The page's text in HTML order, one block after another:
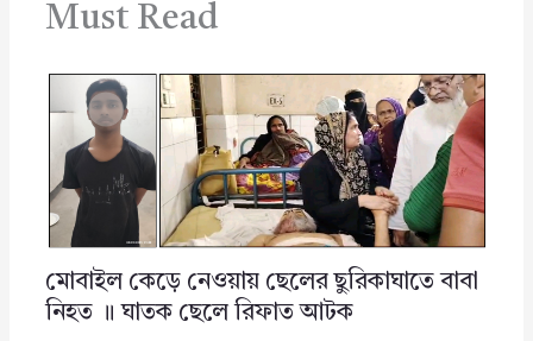
Must Read
মোবাইল কেড়ে নেওয়ায় ছেলের ছুরিকাঘাতে বাবা
নিহত ॥ ঘাতক ছেলে রিফাত আটক